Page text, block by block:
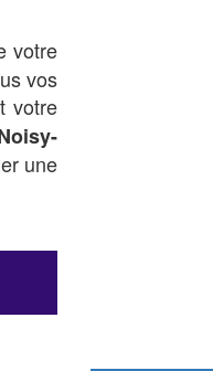
votre
vos
votre
une